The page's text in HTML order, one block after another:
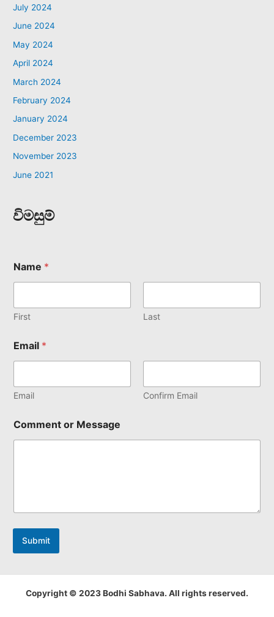
July 2024
June 2024
May 2024
April 2024
March 2024
February 2024
January 2024
December 2023
November 2023
June 2021
විමසුම්
Name *
First Last
Email *
Email Confirm Email
Comment or Message
Submit
Copyright © 2023 Bodhi Sabhava. All rights reserved.